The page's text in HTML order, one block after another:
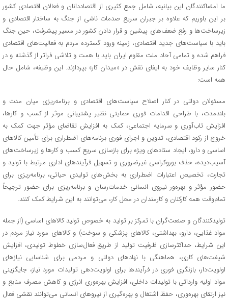
ما امضاکنندگان این بیانیه، شامل جمع کثیری از اقتصاددانان و فعالان اقتصادی کشور
بر این باوریم که علاوه بر جبران سریع صدمات ناشی از جنگ به ساختار اقتصادی و
زیرساخت‌ها و رفع ضعف‌های پیشین و قرار دادن کشور در مسیر پیشرفت، حین جنگ
باید با سیاست‌های جدید اقتصادی، زمینه ورود گسترده مردم به فعالیت‌های اقتصادی
فراهم شده و تمامی آحاد ملت مقاوم ایران باید با همت و تلاشی فراتر از گذشته و در
کنار سایر وظایف خود به ایفای نقش در «میدان کار» بپردازند. این وظیفه، شامل حال
همه است:
مسئولان دولتی در کنار اصلاح سیاست‌های اقتصادی و برنامه‌ریزی میان مدت و
بلندمدت، با طراحی اقدامات فوری حمایتی نظیر پشتیبانی موثر از کسب و کارها،
افزایش تاب‌آوری و سرمایه اجتماعی، کمک به افزایش تقاضای مؤثر جهت کمک به
خروج از رکود اقتصادی، تدوین و اجرای فوری برنامه‌های اضطراری برای تأمین کالاهای
اساسی و دارو، ایجاد ستادهای ویژه برای بازسازی سریع کسب و کارها و زیرساخت‌های
آسیب‌دیده، حذف بوروکراسی غیرضروری و تسهیل فرآیندهای اداری مرتبط با تولید و
تجارت، تخصیص اعتبارات اضطراری به بخش‌های تولیدی حیاتی، برنامه‌ریزی برای
حضور مؤثر و بهره‌ور نیروی انسانی خدمات‌رسان و برنامه‌ریزی برای حضور ترجیحاً
تمام‌وقت همه کارکنان و کارمندان در محل کار، می‌توانند به این شرایط کمک کنند.
تولیدکنندگان و صنعت‌گران با تمرکز بر تولید به خصوص تولید کالاهای اساسی (از جمله
مواد غذایی، دارو، بهداشتی، کالاهای پزشکی و سوخت) و کالاهای مورد نیاز مردم در
این شرایط، حداکثرسازی ظرفیت تولید از طریق فعال‌سازی خطوط تولیدی، افزایش
شیفت‌های کاری، هماهنگی با نهادهای دولتی و مردمی برای شناسایی نیازهای
اولویت‌دار، بازنگری فوری در فرآیندها برای اولویت‌دهی تولیدات مورد نیاز، جایگزینی
مواد اولیه وارداتی با تولیدات داخلی، افزایش بهره‌وری انرژی و کاهش مصرف منابع و
نیز ارتقای بهره‌وری، حفظ اشتغال و بهره‌گیری از نیروهای انسانی می‌توانند نقشی فعال